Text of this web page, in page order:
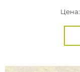
Цена: